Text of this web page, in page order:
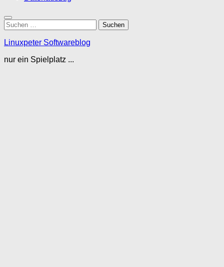
Suchen
nach:
Linuxpeter Softwareblog
nur ein Spielplatz ...